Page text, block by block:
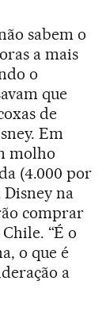
sabem o
a mais
o
que
de
Em
molho
(4.000 por
na
comprar
“É o
o que é
a